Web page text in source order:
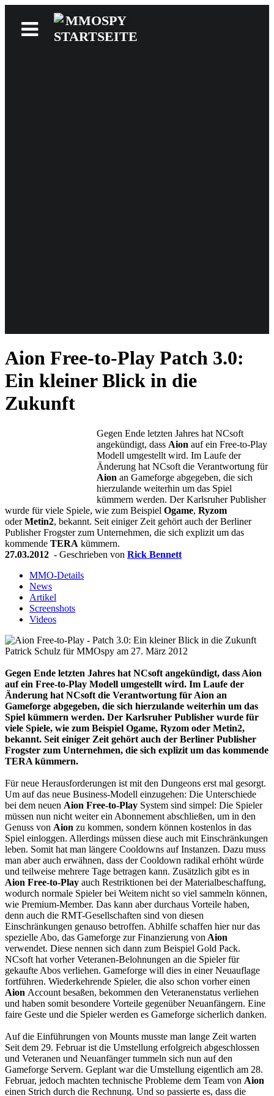
Follow us
Anmelden
Aion Free-to-Play Patch 3.0:
Ein kleiner Blick in die
Zukunft
Gegen Ende letzten Jahres hat NCsoft
angekündigt, dass Aion auf ein Free-to-Play
Modell umgestellt wird. Im Laufe der
Änderung hat NCsoft die Verantwortung für
Aion an Gameforge abgegeben, die sich
hierzulande weiterhin um das Spiel
kümmern werden. Der Karlsruher Publisher
wurde für viele Spiele, wie zum Beispiel Ogame, Ryzom
oderMetin2, bekannt. Seit einiger Zeit gehört auch der Berliner
Publisher Frogster zum Unternehmen, die sich explizit um das
kommende TERA kümmern.
27.03.2012 - Geschrieben von Rick Bennett
MMO-Details
News
Artikel
Screenshots
Videos
Patrick Schulz für MMOspy am 27. März 2012
Gegen Ende letzten Jahres hat NCsoft angekündigt, dass Aion
auf ein Free-to-Play Modell umgestellt wird. Im Laufe der
Änderung hat NCsoft die Verantwortung für Aion an
Gameforge abgegeben, die sich hierzulande weiterhin um das
Spiel kümmern werden. Der Karlsruher Publisher wurde für
viele Spiele, wie zum Beispiel Ogame, Ryzom oder Metin2,
bekannt. Seit einiger Zeit gehört auch der Berliner Publisher
Frogster zum Unternehmen, die sich explizit um das kommende
TERA kümmern.
Für neue Herausforderungen ist mit den Dungeons erst mal gesorgt.
Um auf das neue Business-Modell einzugehen: Die Unterschiede
bei dem neuen Aion Free-to-Play System sind simpel: Die Spieler
müssen nun nicht weiter ein Abonnement abschließen, um in den
Genuss von Aion zu kommen, sondern können kostenlos in das
Spiel einloggen. Allerdings müssen diese auch mit Einschränkungen
leben. Somit hat man längere Cooldowns auf Instanzen. Dazu muss
man aber auch erwähnen, dass der Cooldown radikal erhöht würde
und teilweise mehrere Tage betragen kann. Zusätzlich gibt es in
Aion Free-to-Play auch Restriktionen bei der Materialbeschaffung,
wodurch normale Spieler bei Weitem nicht so viel sammeln können,
wie Premium-Member. Das kann aber durchaus Vorteile haben,
denn auch die RMT-Gesellschaften sind von diesen
Einschränkungen genauso betroffen. Abhilfe schaffen hier nur das
spezielle Abo, das Gameforge zur Finanzierung von Aion
verwendet. Diese nennen sich dann zum Beispiel Gold Pack.
NCsoft hat vorher Veteranen-Belohnungen an die Spieler für
gekaufte Abos verliehen. Gameforge will dies in einer Neuauflage
fortführen. Wiederkehrende Spieler, die also schon vorher einen
Aion Account besaßen, bekommen den Veteranenstatus verliehen
und haben somit besondere Vorteile gegenüber Neuanfängern. Eine
faire Geste und die Spieler werden es Gameforge sicherlich danken.
Auf die Einführungen von Mounts musste man lange Zeit warten
Seit dem 29. Februar ist die Umstellung erfolgreich abgeschlossen
und Veteranen und Neuanfänger tummeln sich nun auf den
Gameforge Servern. Geplant war die Umstellung eigentlich am 28.
Februar, jedoch machten technische Probleme dem Team von Aion
einen Strich durch die Rechnung. Und so passierte es, dass die